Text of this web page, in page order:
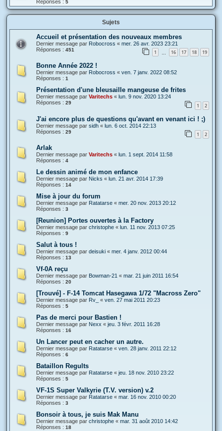
Réponses : 5
Sujets
Accueil et présentation des nouveaux membres
Dernier message par Robocross « mer. 26 avr. 2023 23:21
Réponses : 451 1 16 17 18 19
Bonne Année 2022 !
Dernier message par Robocross « ven. 7 janv. 2022 08:52
Réponses : 1
Présentation d'une bleusaille mangeuse de frites
Dernier message par Varitechs « lun. 9 nov. 2020 13:24
Réponses : 29 1 2
J'ai encore plus de questions qu'avant en venant ici ! ;)
Dernier message par sidh « lun. 6 oct. 2014 22:13
Réponses : 29 1 2
Arlak
Dernier message par Varitechs « lun. 1 sept. 2014 11:58
Réponses : 4
Le dessin animé de mon enfance
Dernier message par Nicks « lun. 21 avr. 2014 17:39
Réponses : 14
Mise à jour du forum
Dernier message par Ratatarse « mer. 20 nov. 2013 20:12
Réponses : 3
[Reunion] Portes ouvertes à la Factory
Dernier message par christophe « lun. 11 nov. 2013 07:25
Réponses : 9
Salut à tous !
Dernier message par deisuki « mer. 4 janv. 2012 00:44
Réponses : 13
Vf-0A reçu
Dernier message par Bowman-21 « mar. 21 juin 2011 16:54
Réponses : 20
[Trouvé] - F-14 Tomcat Hasegawa 1/72 "Macross Zero"
Dernier message par Rv_ « ven. 27 mai 2011 20:23
Réponses : 5
Pas de merci pour Bastien !
Dernier message par Nexx « jeu. 3 févr. 2011 16:28
Réponses : 16
Un Lancer peut en cacher un autre.
Dernier message par Ratatarse « ven. 28 janv. 2011 22:12
Réponses : 6
Bataillon Regults
Dernier message par Ratatarse « jeu. 18 nov. 2010 23:22
Réponses : 5
VF-1S Super Valkyrie (T.V. version) v.2
Dernier message par Ratatarse « mar. 16 nov. 2010 00:20
Réponses : 3
Bonsoir à tous, je suis Mak Manu
Dernier message par christophe « mar. 31 août 2010 14:42
Réponses : 18